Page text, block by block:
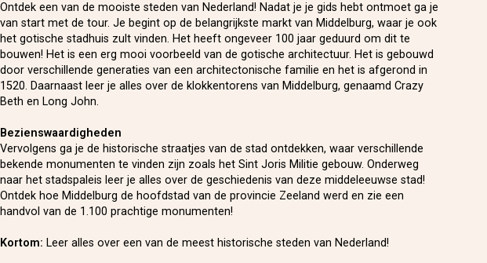
Ontdek een van de mooiste steden van Nederland! Nadat je je gids hebt ontmoet ga je
van start met de tour. Je begint op de belangrijkste markt van Middelburg, waar je ook
het gotische stadhuis zult vinden. Het heeft ongeveer 100 jaar geduurd om dit te
bouwen! Het is een erg mooi voorbeeld van de gotische architectuur. Het is gebouwd
door verschillende generaties van een architectonische familie en het is afgerond in
1520. Daarnaast leer je alles over de klokkentorens van Middelburg, genaamd Crazy
Beth en Long John.
Bezienswaardigheden
Vervolgens ga je de historische straatjes van de stad ontdekken, waar verschillende
bekende monumenten te vinden zijn zoals het Sint Joris Militie gebouw. Onderweg
naar het stadspaleis leer je alles over de geschiedenis van deze middeleeuwse stad!
Ontdek hoe Middelburg de hoofdstad van de provincie Zeeland werd en zie een
handvol van de 1.100 prachtige monumenten!
Kortom: Leer alles over een van de meest historische steden van Nederland!